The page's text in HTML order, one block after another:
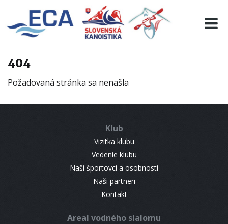
404
Požadovaná stránka sa nenašla
Klub
Vizitka klubu
Vedenie klubu
Naši športovci a osobnosti
Naši partneri
Kontakt
Areal vodného slalomu
EURO 19
INFO
RESULTS
CONTACT